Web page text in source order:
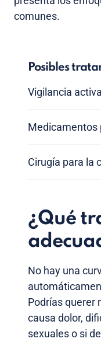
comunes.
Posibles
Vigilancia
Medicamentos
Cirugía para la
¿Qué
No hay una
Podrías querer
causa dolor,
sexuales o si